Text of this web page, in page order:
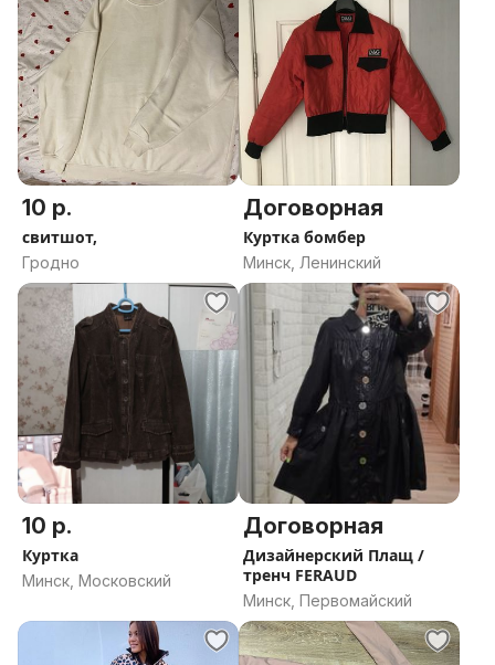
10 р.
свитшот,
Гродно
Договорная
Куртка бомбер
Минск, Ленинский
10 р.
Куртка
Минск, Московский
Договорная
Дизайнерский Плащ /
тренч FERAUD
Минск, Первомайский